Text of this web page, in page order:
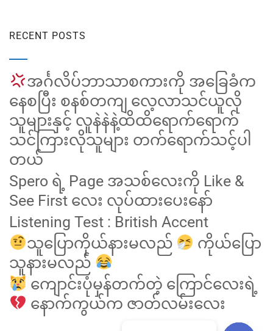
RECENT POSTS
အင်္ဂလိပ်ဘာသာစကားကို အခြေခံက
နေစပြီး စနစ်တကျ လေ့လာသင်ယူလို
သူများနှင့် လူနဲနဲနဲ့ထိထိရောက်ရောက်
သင်ကြားလိုသူများ တက်ရောက်သင့်ပါ
တယ်
Spero ရဲ့ Page အသစ်လေးကို Like &
See First လေး လုပ်ထားပေးနော်
Listening Test : British Accent
သူပြောကိုယ်နားမလည်
ကိုယ်ပြော
သူနားမလည်
ကျောင်းပုံမှန်တက်တဲ့ ကြောင်လေးရဲ့
နောက်ကွယ်က ဇာတ်လမ်းလေး